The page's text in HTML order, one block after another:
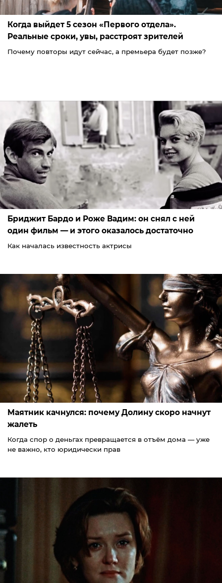
Когда выйдет 5 сезон «Первого отдела».
Реальные сроки, увы, расстроят зрителей
Почему повторы идут сейчас, а премьера будет позже?
Бриджит Бардо и Роже Вадим: он снял с ней
один фильм — и этого оказалось достаточно
Как началась известность актрисы
Маятник качнулся: почему Долину скоро начнут
жалеть
Когда спор о деньгах превращается в отъём дома — уже
не важно, кто юридически прав